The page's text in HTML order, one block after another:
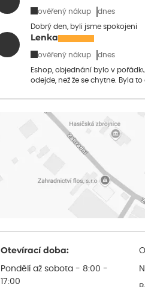
ověřený nákup dnes
Dobrý den, byli jsme spokojeni
Lenka
ověřený nákup dnes
Eshop, objednání bylo v
odejde, než že se chytne. Byla
Otevírací doba:
Pondělí až sobota - 8:00 -
17:00